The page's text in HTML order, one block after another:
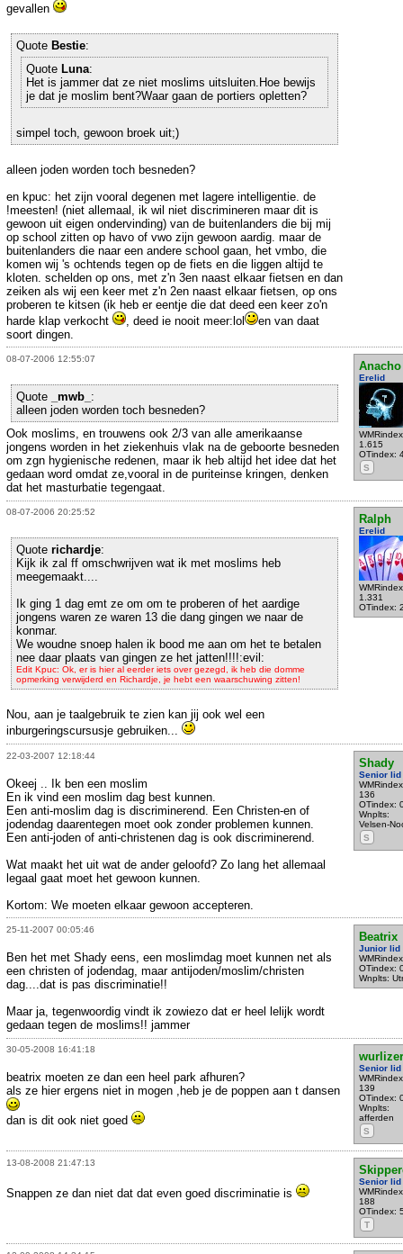
gevallen
Quote Bestie:
Quote Luna:
Het is jammer dat ze niet moslims uitsluiten.Hoe bewijs
je dat je moslim bent?Waar gaan de portiers opletten?
simpel toch, gewoon broek uit;)
alleen joden worden toch besneden?
en kpuc: het zijn vooral degenen met lagere intelligentie. de
!meesten! (niet allemaal, ik wil niet discrimineren maar dit is
gewoon uit eigen ondervinding) van de buitenlanders die bij mij
op school zitten op havo of vwo zijn gewoon aardig. maar de
buitenlanders die naar een andere school gaan, het vmbo, die
komen wij 's ochtends tegen op de fiets en die liggen altijd te
kloten. schelden op ons, met z'n 3en naast elkaar fietsen en dan
zeiken als wij een keer met z'n 2en naast elkaar fietsen, op ons
proberen te kitsen (ik heb er eentje die dat deed een keer zo'n
harde klap verkocht
, deed ie nooit meer:lol
en van daat
soort dingen.
08-07-2006 12:55:07
Anacho
Erelid
1.615
OTindex:
S
Quote _mwb_ :
alleen joden worden toch besneden?
Ook moslims, en trouwens ook 2/3 van alle amerikaanse
jongens worden in het ziekenhuis vlak na de geboorte besneden
om zgn hygienische redenen, maar ik heb altijd het idee dat het
gedaan word omdat ze,vooral in de puriteinse kringen, denken
dat het masturbatie tegengaat.
08-07-2006 20:25:52
Ralph
Erelid
1.331
OTindex:
Quote richardje:
Kijk ik zal ff omschwrijven wat ik met moslims heb
meegemaakt....
Ik ging 1 dag emt ze om om te proberen of het aardige
jongens waren ze waren 13 die dang gingen we naar de
konmar.
We woudne snoep halen ik bood me aan om het te betalen
nee daar plaats van gingen ze het jatten!!!!:evil:
Edit Kpuc: Ok, er is hier al eerder iets over gezegd, ik heb die domme
opmerking verwijderd en Richardje, je hebt een waarschuwing zitten!
Nou, aan je taalgebruik te zien kan jij ook wel een
inburgeringscursusje gebruiken...
22-03-2007 12:18:44
Shady
Senior lid
136
OTindex:
Wnplts:
Velsen-
S
Okeej .. Ik ben een moslim
En ik vind een moslim dag best kunnen.
Een anti-moslim dag is discriminerend. Een Christen-en of
jodendag daarentegen moet ook zonder problemen kunnen.
Een anti-joden of anti-christenen dag is ook discriminerend.
Wat maakt het uit wat de ander geloofd? Zo lang het allemaal
legaal gaat moet het gewoon kunnen.
Kortom: We moeten elkaar gewoon accepteren.
25-11-2007 00:05:46
Beatrix
Junior lid
OTindex:
Wnplts:
Ben het met Shady eens, een moslimdag moet kunnen net als
een christen of jodendag, maar antijoden/moslim/christen
dag....dat is pas discriminatie!!
Maar ja, tegenwoordig vindt ik zowiezo dat er heel lelijk wordt
gedaan tegen de moslims!! jammer
30-05-2008 16:41:18
wurlizer
Senior lid
139
OTindex:
Wnplts:
afferden
S
beatrix moeten ze dan een heel park afhuren?
als ze hier ergens niet in mogen ,heb je de poppen aan t dansen
dan is dit ook niet goed
13-08-2008 21:47:13
Senior lid
188
OTindex:
T
Snappen ze dan niet dat dat even goed discriminatie is